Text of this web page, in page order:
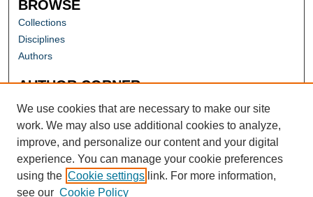
BROWSE
Collections
Disciplines
Authors
AUTHOR CORNER
Author FAQ
We use cookies that are necessary to make our site
work. We may also use additional cookies to analyze,
improve, and personalize our content and your digital
experience. You can manage your cookie preferences
using the Cookie settings link. For more information,
see our Cookie Policy